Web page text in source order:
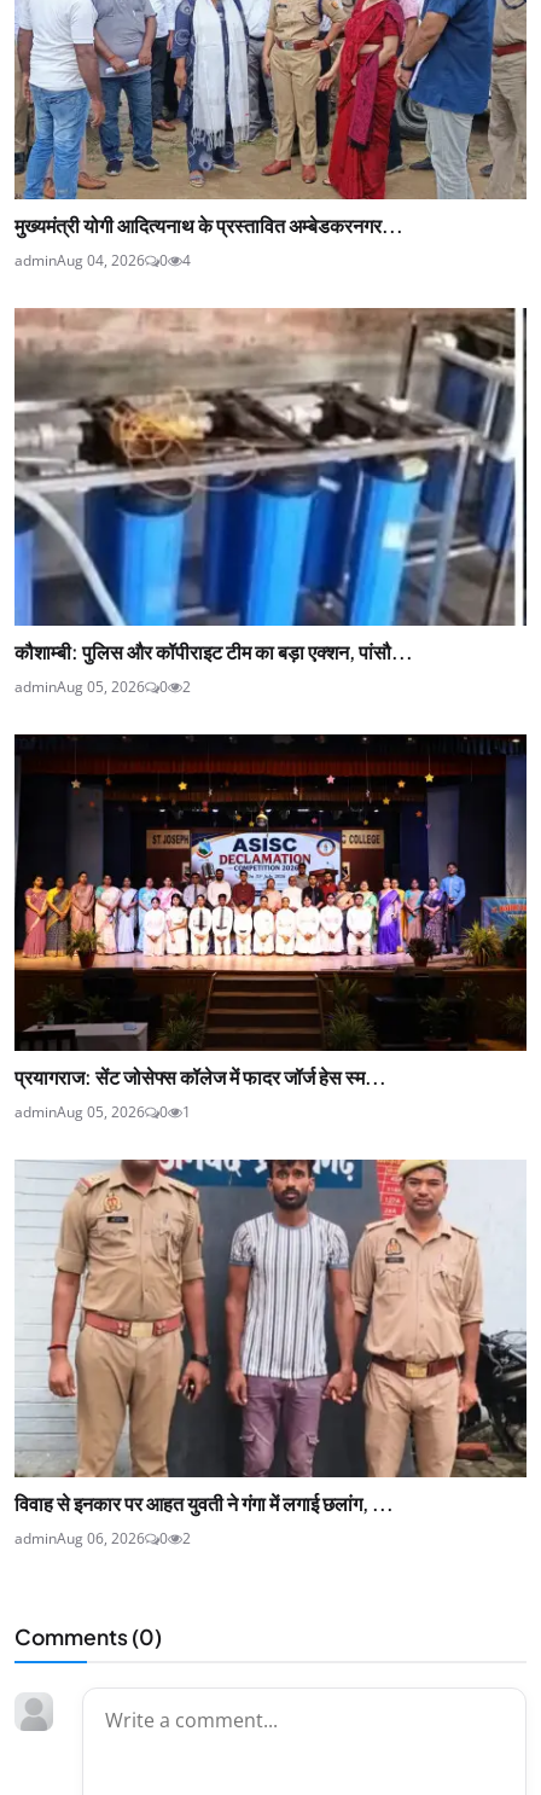
मुख्यमंत्री योगी आदित्यनाथ के प्रस्तावित अम्बेडकरनगर...
adminAug 04, 2026 0 4
कौशाम्बी: पुलिस और कॉपीराइट टीम का बड़ा एक्शन, पांसौ...
adminAug 05, 2026 0 2
प्रयागराज: सेंट जोसेफ्स कॉलेज में फादर जॉर्ज हेस स्म...
adminAug 05, 2026 0 1
विवाह से इनकार पर आहत युवती ने गंगा में लगाई छलांग, ...
adminAug 06, 2026 0 2
Comments (0)